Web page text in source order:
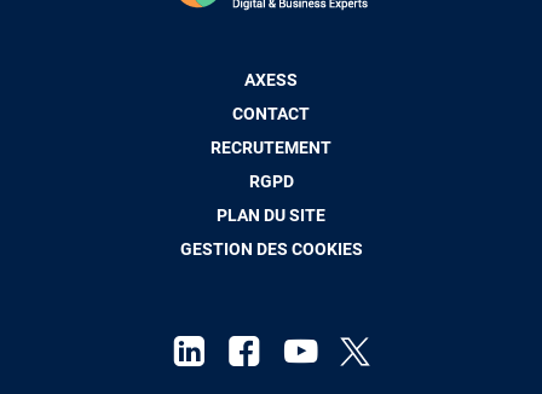
AXESS
CONTACT
RECRUTEMENT
RGPD
PLAN DU SITE
GESTION DES COOKIES